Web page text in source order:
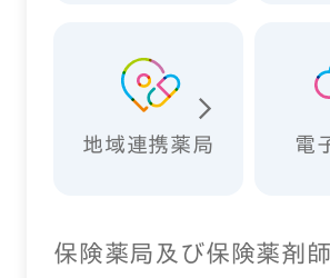
地域連携薬局 電
保険薬局及び保険薬剤